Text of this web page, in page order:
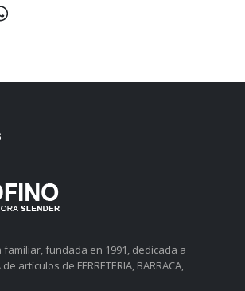
fundada en 1991, dedicada a
artículos de FERRETERIA, BARRACA,